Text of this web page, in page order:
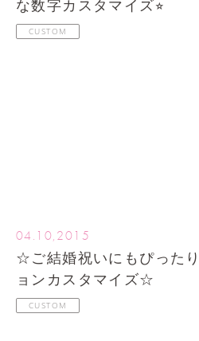
な数字カスタマイズ⭐︎
CUSTOM
04.10,2015
☆ご結婚祝いにもぴった
ョンカスタマイズ☆
CUSTOM